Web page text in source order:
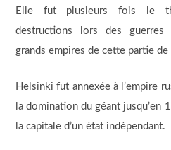
Elle fut plusieurs fois le
destructions lors des guerres
grands empires de cette partie de
Helsinki fut annexée à l’empire
la domination du géant jusqu’en
la capitale d’un état indépendant.